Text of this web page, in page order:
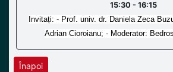
15:30 - 16:15
Invitați: - Prof. univ. dr. Daniela Zeca
Adrian Cioroianu; - Moderator:
Înapoi